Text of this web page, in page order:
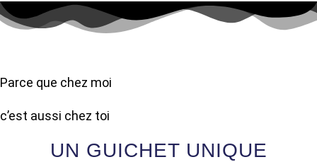
Parce que chez moi
c’est aussi chez toi
UN GUICHET UNIQUE